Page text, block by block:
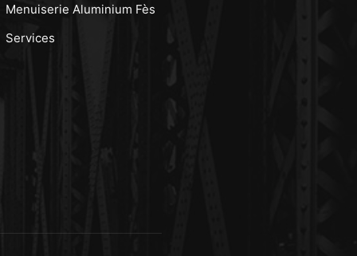
Menuiserie Aluminium Fès
Services